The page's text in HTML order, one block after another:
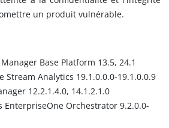
un produit vulnérable.
Base Platform 13.5, 24.1
Stream Analytics 19.1.0.0.0-19.1.0.0.9
12.2.1.4.0, 14.1.2.1.0
EnterpriseOne Orchestrator 9.2.0.0-